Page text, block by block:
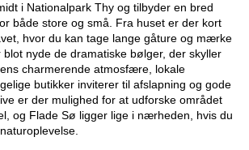
i Nationalpark Thy og tilbyder en bred
både store og små. Fra huset er der kort
hvor du kan tage lange gåture og mærke
nyde de dramatiske bølger, der skyller
charmerende atmosfære, lokale
butikker inviterer til afslapning og gode
er der mulighed for at udforske området
og Flade Sø ligger lige i nærheden, hvis du